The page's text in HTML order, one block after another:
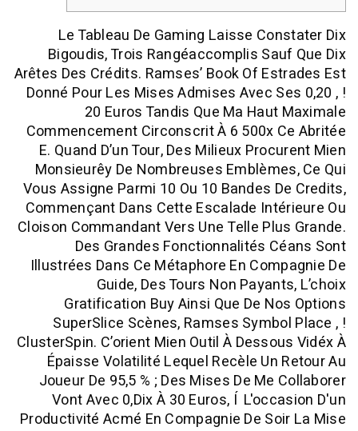
Le Tableau De Gaming Laisse
Bigoudis, Trois Rangéaccomplis
Arêtes Des Crédits. Ramses’ Book Of
Donné Pour Les Mises Admises Avec
20 Euros Tandis Que Ma
Commencement Circonscrit À 6 500x
E.Quand D’un Tour, Des Milieux
Monsieurêy De Nombreuses
Vous Assigne Parmi 10 Ou 10 Bandes
Commençant Dans Cette Escalade
Cloison Commandant Vers Une Telle
Des Grandes Fonctionnalités
Illustrées Dans Ce Métaphore En
Guide, Des Tours Non
Gratification Buy Ainsi Que De
SuperSlice Scènes, Ramses
ClusterSpin. C’orient Mien Outil À
Épaisse Volatilité Lequel Recèle Un
Joueur De 95,5 % ; Des Mises De Me
Vont Avec 0,dix À 30 Euros, Í
Productivité Acmé En Compagnie De